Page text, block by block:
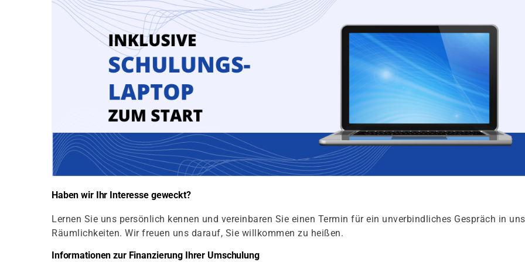
Haben wir Ihr Interesse geweckt?
Lernen Sie uns persönlich kennen und vereinbaren Sie einen Termin für ein unverbindliches Gespräch in
Räumlichkeiten. Wir freuen uns darauf, Sie willkommen zu heißen.
Informationen zur Finanzierung Ihrer Umschulung